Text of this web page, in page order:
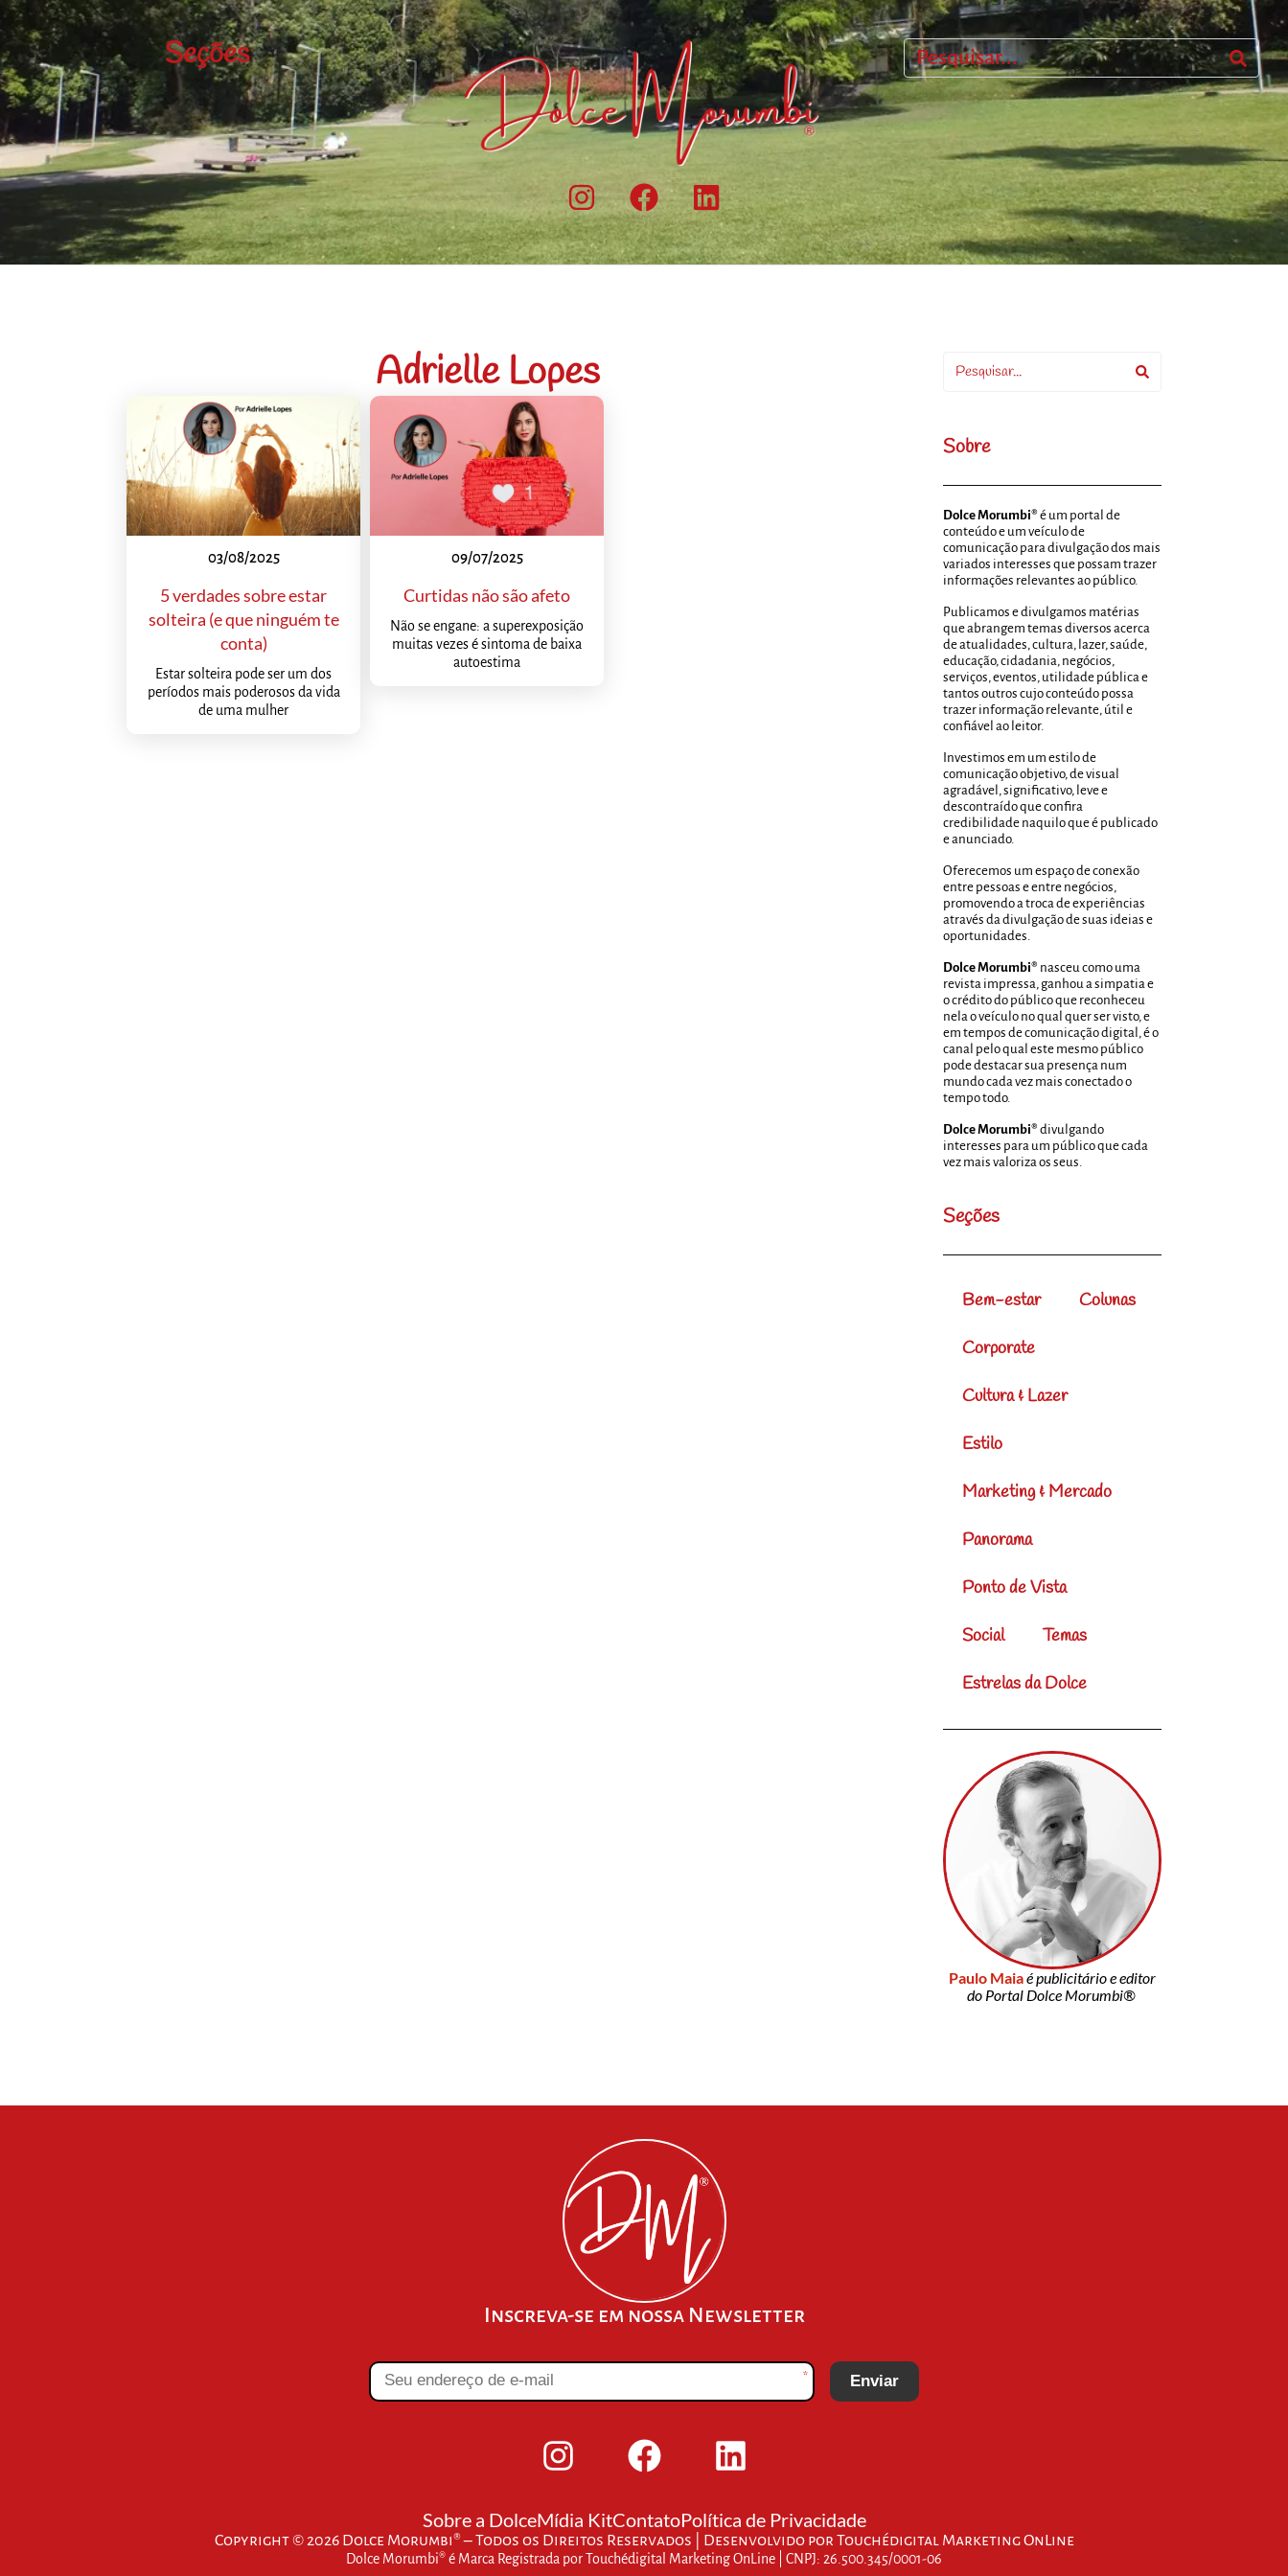
Seções
Adrielle Lopes
03/08/2025
5 verdades sobre estar
solteira (e que ninguém te
conta)
Estar solteira pode ser um dos
períodos mais poderosos da vida
de uma mulher
09/07/2025
Curtidas não são afeto
Não se engane: a superexposição
muitas vezes é sintoma de baixa
autoestima
Sobre
Dolce Morumbi® é um portal de
conteúdo e um veículo de
comunicação para divulgação dos mais
variados interesses que possam trazer
informações relevantes ao público.
Publicamos e divulgamos matérias
que abrangem temas diversos acerca
de atualidades, cultura, lazer, saúde,
educação, cidadania, negócios,
serviços, eventos, utilidade pública e
tantos outros cujo conteúdo possa
trazer informação relevante, útil e
confiável ao leitor.
Investimos em um estilo de
comunicação objetivo, de visual
agradável, significativo, leve e
descontraído que confira
credibilidade naquilo que é publicado
e anunciado.
Oferecemos um espaço de conexão
entre pessoas e entre negócios,
promovendo a troca de experiências
através da divulgação de suas ideias e
oportunidades.
Dolce Morumbi® nasceu como uma
revista impressa, ganhou a simpatia e
o crédito do público que reconheceu
nela o veículo no qual quer ser visto, e
em tempos de comunicação digital, é o
canal pelo qual este mesmo público
pode destacar sua presença num
mundo cada vez mais conectado o
tempo todo.
Dolce Morumbi® divulgando
interesses para um público que cada
vez mais valoriza os seus.
Seções
Bem-estar Colunas
Corporate
Cultura & Lazer
Estilo
Marketing & Mercado
Panorama
Ponto de Vista
Social Temas
Estrelas da Dolce
Paulo Maiaé publicitário e editor
do Portal Dolce Morumbi®
Inscreva-se em nossa Newsletter
* Enviar
Sobre a DolceMídia KitContatoPolítica de Privacidade
Copyright © 2026 Dolce Morumbi® – Todos os Direitos Reservados | Desenvolvido por Touchédigital Marketing OnLine
Dolce Morumbi® é Marca Registrada por Touchédigital Marketing OnLine | CNPJ: 26.500.345/0001-06